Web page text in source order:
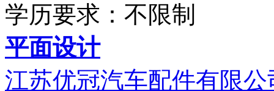
学历要求：不限制
平面设计
江苏优冠汽车配件有限公